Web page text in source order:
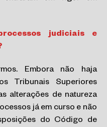
judiciais e
Embora não haja
Tribunais Superiores
alterações de natureza
já em curso e não
do Código de